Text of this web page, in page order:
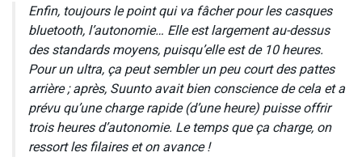
Enfin, toujours le point qui va fâcher pour les casques
bluetooth, l’autonomie… Elle est largement au-dessus
des standards moyens, puisqu’elle est de 10 heures.
Pour un ultra, ça peut sembler un peu court des pattes
arrière ; après, Suunto avait bien conscience de cela et a
prévu qu’une charge rapide (d’une heure) puisse offrir
trois heures d’autonomie. Le temps que ça charge, on
ressort les filaires et on avance !